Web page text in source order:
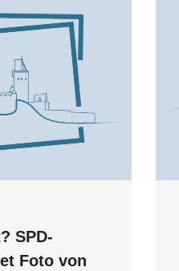
SPD-
Foto von